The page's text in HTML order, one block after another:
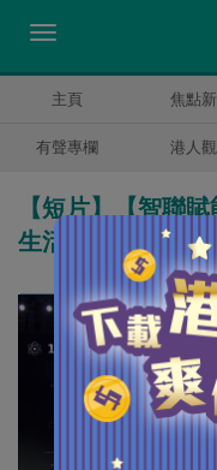
主頁 焦點
有聲專欄 港人
【短片】【智聯
生活超便捷